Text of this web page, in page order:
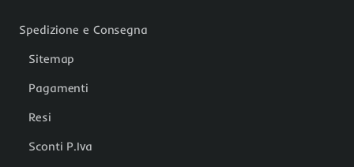
Spedizione e Consegna
Sitemap
Pagamenti
Resi
Sconti P.Iva